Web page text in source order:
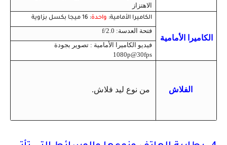
الاهتزاز
الكاميرا الأمامية
الكاميرا الأمامية: واحدة: 16 ميجا بكسل بزاوية
فتحة العدسة: f/2.0
فيديو الكاميرا الأمامية : تصوير بجودة
1080p@30fps
الفلاش من نوع ليد فلاش.